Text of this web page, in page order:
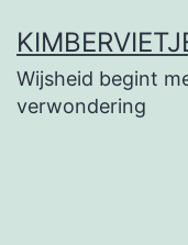
naar
de
Wijsheid begint
verwondering